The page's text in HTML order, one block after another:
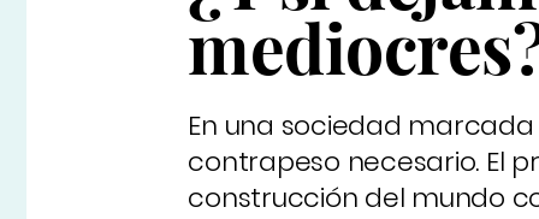
En una sociedad
contrapeso necesario. El
construcción del mundo